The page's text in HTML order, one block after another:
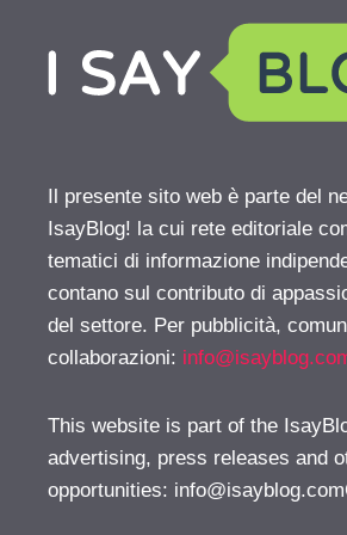
Il presente sito web è parte del
IsayBlog! la cui rete editoriale
tematici di informazione
contano sul contributo di
del settore. Per pubblicità,
collaborazioni:
This website is part of the
advertising, press releases and
opportunities: